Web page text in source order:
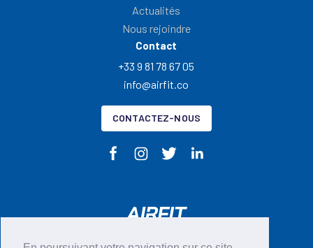
Actualités
Nous rejoindre
Contact
+33 9 81 78 67 05
info@airfit.co
CONTACTEZ-NOUS